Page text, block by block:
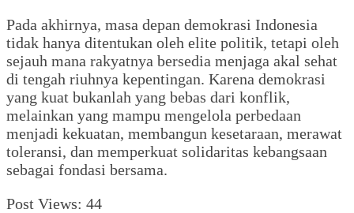
Pada akhirnya, masa depan demokrasi Indonesia
tidak hanya ditentukan oleh elite politik, tetapi oleh
sejauh mana rakyatnya bersedia menjaga akal sehat
di tengah riuhnya kepentingan. Karena demokrasi
yang kuat bukanlah yang bebas dari konflik,
melainkan yang mampu mengelola perbedaan
menjadi kekuatan, membangun kesetaraan, merawat
toleransi, dan memperkuat solidaritas kebangsaan
sebagai fondasi bersama.
Post Views: 44